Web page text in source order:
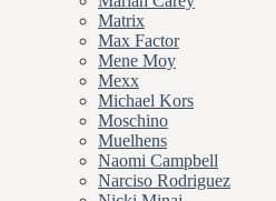
Matrix
Max Factor
Mene Moy
Mexx
Michael Kors
Moschino
Muelhens
Naomi Campbell
Narciso Rodriguez